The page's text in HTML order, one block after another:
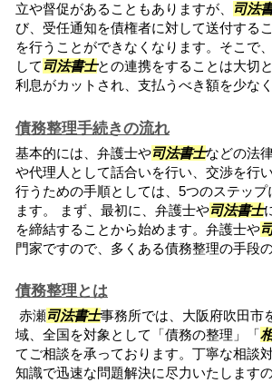
立や督促があることもありますが、
司法
び、受任通知を債権者に対して送付する
を行うことができなくなります。そこで
して 司法書士との連携をすることは大切
利息がカットされ、支払うべき額を少な
債務整理手続きの流れ
基本的には、弁護士や司法書士などの法
や代理人として話合いを行い、交渉を行
行うための手順としては、5つのステップ
ます。 まず、最初に、弁護士や司法書士
を締結することから始めます。弁護士や
門家ですので、多くある債務整理の手段
債務整理とは
赤瀬司法書士事務所では、大阪府吹田市
域、全国を対象として「債務の整理」「
てご相談を承っております。丁寧な相談
知識で迅速な問題解決に尽力いたします